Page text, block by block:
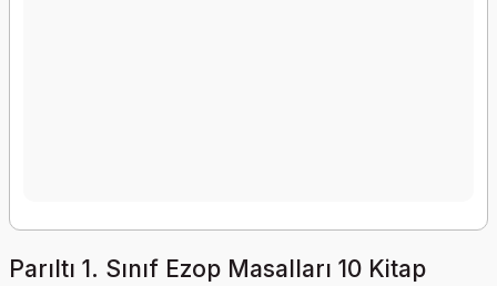
Parıltı 1. Sınıf Ezop Masalları 10 Kitap